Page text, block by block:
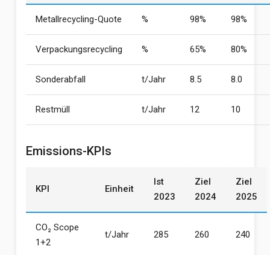
Metallrecycling-Quote % 98% 98%
Verpackungsrecycling % 65% 80%
Sonderabfall t/Jahr 8.5 8.0
Restmüll t/Jahr 12 10
Emissions-KPIs
KPI Einheit
Ist
2023
Ziel
2024
Ziel
2025
CO₂ Scope
1+2
t/Jahr 285 260 240